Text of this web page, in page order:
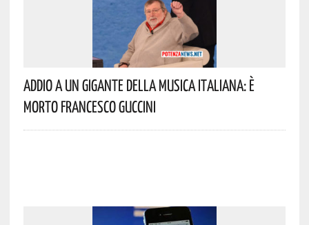
Addio A Un Gigante Della Musica Italiana: È
Morto Francesco Guccini